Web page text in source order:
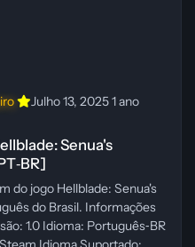
Julho 13, 20251 ano
Senua's
do jogo Hellblade: Senua's
do Brasil. Informações
1.0 Idioma: Português‑BR